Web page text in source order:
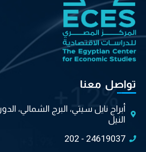
تواصل معنا
أبراج نايل سيتي، البرج الشمالي،
النيل
202 - 24619037